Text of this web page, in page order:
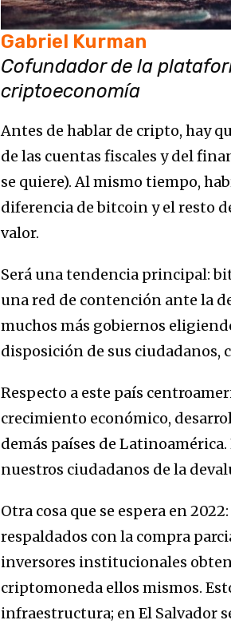
Gabriel Kurman
Cofundador de la
criptoeconomía
Antes de hablar de cripto, hay
de las cuentas fiscales y del
se quiere). Al mismo tiempo,
diferencia de bitcoin y el resto
valor.
Será una tendencia principal:
una red de contención ante la
muchos más gobiernos
disposición de sus ciudadanos,
Respecto a este país
crecimiento económico,
demás países de
nuestros ciudadanos de la
Otra cosa que se espera en
respaldados con la compra
inversores institucionales
criptomoneda ellos mismos.
infraestructura; en El Salvador